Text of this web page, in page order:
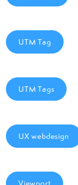
UTM Tag
UTM Tags
UX webdesign